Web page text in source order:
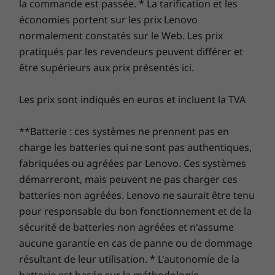
Conception robuste et écologique.
Lenovo s’attache tant à la qualité que le petit
ordinateur de bureau M80q Gen 3 résiste aux
éclaboussures, à la poussière et plus encore. Il
est certifié MIL-STD pour avoir réussi plusieurs
tests concrets de robustesse et de durabilité.
Comme tous les appareils ThinkCentre, il est
fabriqué avec du plastique recyclé en boucle
Baie interne
Disque dur 2,5"
Baie externe
En option : Unité optique
Certifications environnementales
Energy Star
EPEAT Gold*
RoHS
ERP LOT3
TÜV Ultra Low Noise
TCO 9.0*
*Varie selon les configurations
Bloc d’alimentation
une connectivité améliorée. Protégez votre
investissement informatique grâce à une sécurité
renforcée pour vous protéger des logiciels
publicitaires, des logiciels malveillants et d’autres
menaces. Libérez le potentiel d’un parcours virtuel
la commande est passée. * La tarification et les
économies portent sur les prix Lenovo
normalement constatés sur le Web. Les prix
pratiqués par les revendeurs peuvent différer et
être supérieurs aux prix présentés ici.
Les prix sont indiqués en euros et incluent la TVA
**Batterie : ces systèmes ne prennent pas en
charge les batteries qui ne sont pas authentiques,
fabriquées ou agréées par Lenovo. Ces systèmes
démarreront, mais peuvent ne pas charger ces
batteries non agréées. Lenovo ne saurait être tenu
pour responsable du bon fonctionnement et de la
sécurité de batteries non agréées et n'assume
aucune garantie en cas de panne ou de dommage
résultant de leur utilisation. * L'autonomie de la